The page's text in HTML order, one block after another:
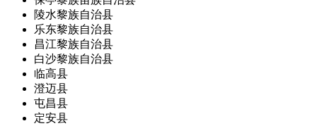
陵水黎族自治县
乐东黎族自治县
昌江黎族自治县
白沙黎族自治县
临高县
澄迈县
屯昌县
定安县